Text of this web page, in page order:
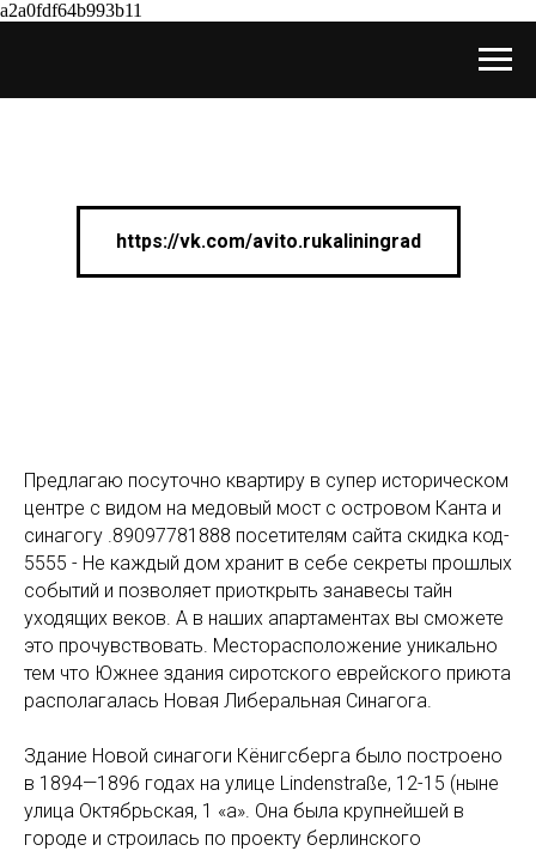
a2a0fdf64b993b11
https://vk.com/avito.rukaliningrad
Предлагаю посуточно квартиру в супер историческом
центре с видом на медовый мост с островом Канта и
синагогу .89097781888 посетителям сайта скидка код-
5555 - Не каждый дом хранит в себе секреты прошлых
событий и позволяет приоткрыть занавесы тайн
уходящих веков. А в наших апартаментах вы сможете
это прочувствовать. Месторасположение уникально
тем что Южнее здания сиротского еврейского приюта
располагалась Новая Либеральная Синагога.
Здание Новой синагоги Кёнигсберга было построено
в 1894—1896 годах на улице Lindenstraße, 12-15 (ныне
улица Октябрьская, 1 «а». Она была крупнейшей в
городе и строилась по проекту берлинского